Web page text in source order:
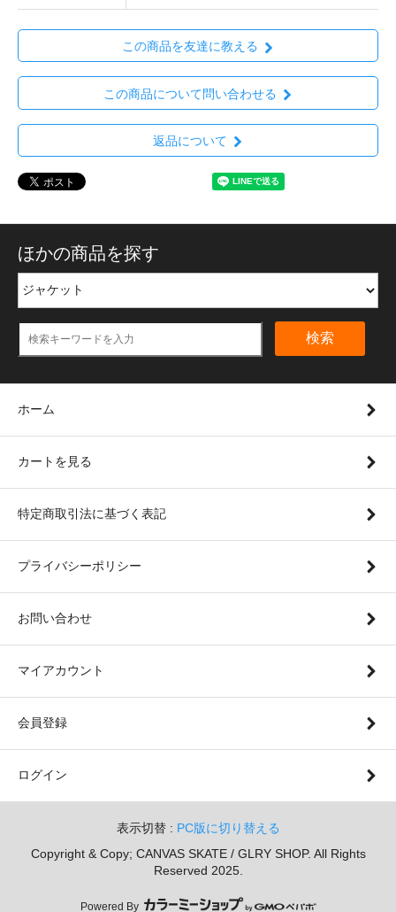
この商品を友達に教える
この商品について問い合わせる
返品について
ほかの商品を探す
検索
ホーム
カートを見る
特定商取引法に基づく表記
プライバシーポリシー
お問い合わせ
マイアカウント
会員登録
ログイン
表示切替 : PC版に切り替える
Copyright & Copy; CANVAS SKATE / GLRY SHOP. All Rights
Reserved 2025.
Powered By